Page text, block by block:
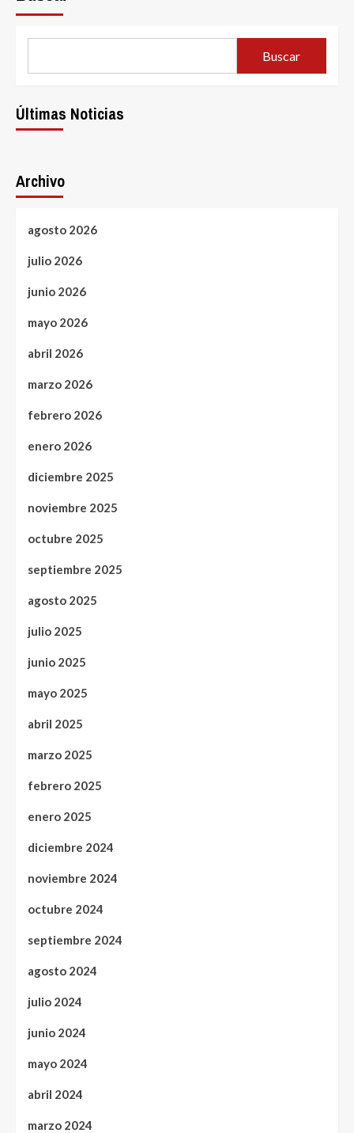
Buscar
Últimas Noticias
Archivo
agosto 2026
julio 2026
junio 2026
mayo 2026
abril 2026
marzo 2026
febrero 2026
enero 2026
diciembre 2025
noviembre 2025
octubre 2025
septiembre 2025
agosto 2025
julio 2025
junio 2025
mayo 2025
abril 2025
marzo 2025
febrero 2025
enero 2025
diciembre 2024
noviembre 2024
octubre 2024
septiembre 2024
agosto 2024
julio 2024
junio 2024
mayo 2024
abril 2024
marzo 2024